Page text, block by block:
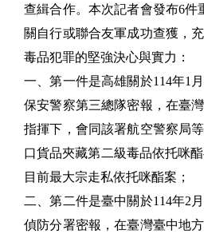
查緝合作。本次記者會發布6件
關自行或聯合友軍成功查獲，
毒品犯罪的堅強決心與實力：
一、第一件是高雄關於114年1
保安警察第三總隊密報，在臺
指揮下，會同該署航空警察局
口貨品夾藏第二級毒品依托咪
目前最大宗走私依托咪酯案；
二、第二件是臺中關於114年2
偵防分署密報，在臺灣臺中地